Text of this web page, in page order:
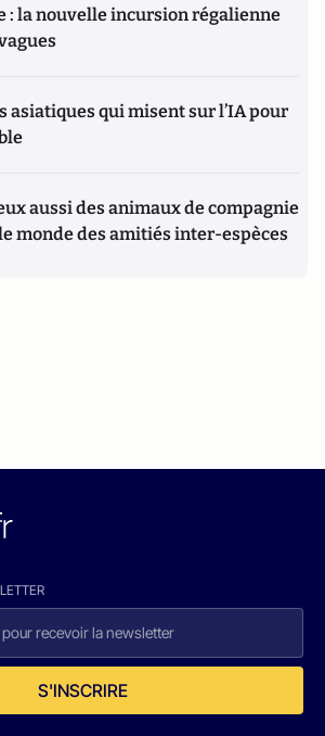
: la nouvelle incursion régalienne
asiatiques qui misent sur l’IA pour
aussi des animaux de compagnie
monde des amitiés inter-espèces
S'INSCRIRE